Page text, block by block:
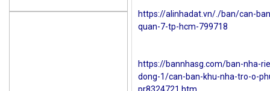
https://alinhadat.vn/./ban/can-
quan-7-tp-hcm-799718
https://bannhasg.com/ban-nha-
dong-1/can-ban-khu-nha-tro-o-